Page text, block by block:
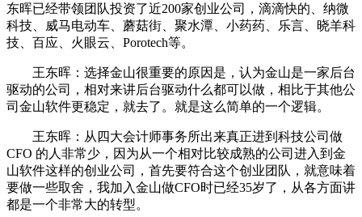
东晖已经带领团队投资了近200家创业公司，滴滴快的、纳微
科技、威马电动车、蘑菇街、聚水潭、小药药、乐言、晓羊科
技、百应、火眼云、Porotech等。
王东晖：选择金山很重要的原因是，认为金山是一家后台
驱动的公司，相对来讲后台驱动什么都可以做，相比于其他公
司金山软件更稳定，就去了。就是这么简单的一个逻辑。
王东晖：从四大会计师事务所出来真正进到科技公司做
CFO 的人非常少，因为从一个相对比较成熟的公司进入到金
山软件这样的创业公司，首先要符合这个创业团队，就意味着
要做一些取舍，我加入金山做CFO时已经35岁了，从各方面讲
都是一个非常大的转型。